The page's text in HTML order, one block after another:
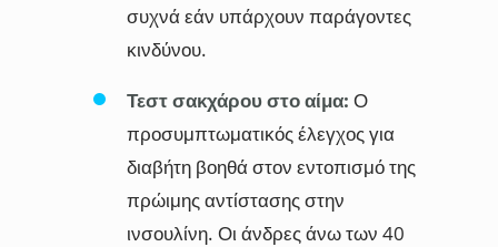
συχνά εάν υπάρχουν παράγοντες
κινδύνου.
Τεστ σακχάρου στο αίμα: Ο
προσυμπτωματικός έλεγχος για
διαβήτη βοηθά στον εντοπισμό της
πρώιμης αντίστασης στην
ινσουλίνη. Οι άνδρες άνω των 40